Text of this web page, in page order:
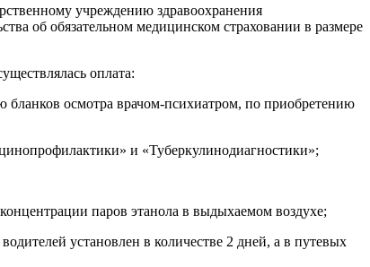
учреждению здравоохранения
об обязательном медицинском страховании в размере
оплата:
осмотра врачом-психиатром, по приобретению
и «Туберкулинодиагностики»;
паров этанола в выдыхаемом воздухе;
установлен в количестве 2 дней, а в путевых